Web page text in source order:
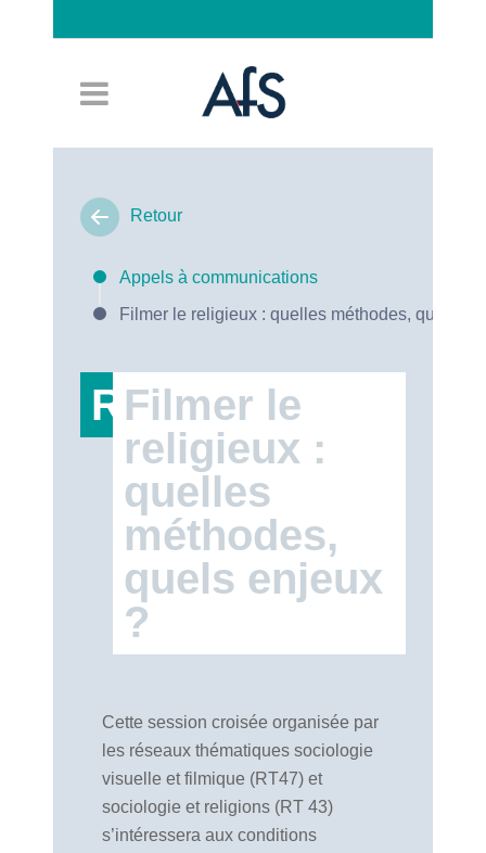
Retour
Appels à communications
Filmer le religieux : quelles méthodes, quels
RT47
Filmer le
religieux :
quelles
méthodes,
quels enjeux
?
Cette session croisée organisée par
les réseaux thématiques sociologie
visuelle et filmique (RT47) et
sociologie et religions (RT 43)
s’intéressera aux conditions